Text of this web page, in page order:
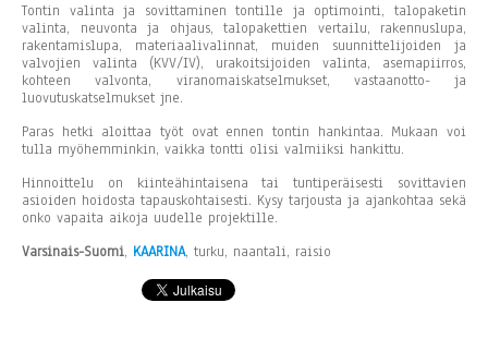
Tontin valinta ja sovittaminen tontille ja optimointi, talopaketin
valinta, neuvonta ja ohjaus, talopakettien vertailu, rakennuslupa,
rakentamislupa, materiaalivalinnat, muiden suunnittelijoiden ja
valvojien valinta (KVV/IV), urakoitsijoiden valinta, asemapiirros,
kohteen valvonta, viranomaiskatselmukset, vastaanotto- ja
luovutuskatselmukset jne.
Paras hetki aloittaa työt ovat ennen tontin hankintaa. Mukaan voi
tulla myöhemminkin, vaikka tontti olisi valmiiksi hankittu.
Hinnoittelu on kiinteähintaisena tai tuntiperäisesti sovittavien
asioiden hoidosta tapauskohtaisesti. Kysy tarjousta ja ajankohtaa sekä
onko vapaita aikoja uudelle projektille.
Varsinais-Suomi, KAARINA, turku, naantali, raisio